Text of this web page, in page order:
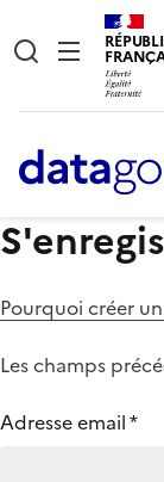
Pourquoi créer
Les champs
Adresse email*